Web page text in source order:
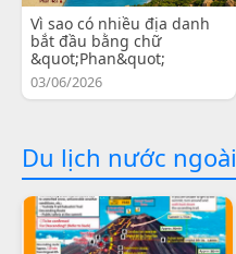
Vì sao có nhiều địa danh
bắt đầu bằng chữ
&quot;Phan&quot;
03/06/2026
Du lịch nước ngoài